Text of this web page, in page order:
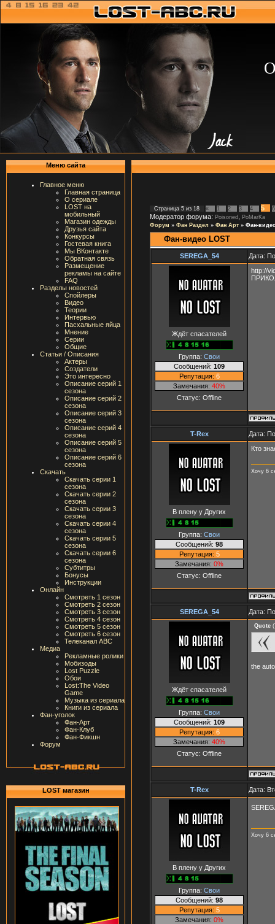
Меню сайта
Главное меню
Главная страница
О сериале
LOST на
мобильный
Магазин одежды
Друзья сайта
Конкурсы
Гостевая книга
Мы ВКонтакте
Обратная связь
Размещение
рекламы на сайте
FAQ
Разделы новостей
Спойлеры
Видео
Теории
Интервью
Пасхальные яйца
Мнение
Серии
Общие
Статьи / Описания
Актеры
Создатели
Это интересно
Описание серий 1
сезона
Описание серий 2
сезона
Описание серий 3
сезона
Описание серий 4
сезона
Описание серий 5
сезона
Описание серий 6
сезона
Скачать
Скачать серии 1
сезона
Скачать серии 2
сезона
Скачать серии 3
сезона
Скачать серии 4
сезона
Скачать серии 5
сезона
Скачать серии 6
сезона
Субтитры
Бонусы
Инструкции
Онлайн
Смотреть 1 сезон
Смотреть 2 сезон
Смотреть 3 сезон
Смотреть 4 сезон
Смотреть 5 сезон
Смотреть 6 сезон
Телеканал ABC
Медиа
Рекламные ролики
Мобизоды
Lost Puzzle
Обои
Lost:The Video
Game
Музыка из сериала
Книги из сериала
Фан-уголок
Фан-Арт
Фан-Клуб
Фан-Фикшн
Форум
LOST магазин
Страница 5 из 18 « 1 2 3 4 5 6
Модератор форума: Poisoned
PoMarKa
Форум » Фан Раздел » Фан Арт » Фан-
Фан-видео LOST
SEREGA_54 Дата:
Ждёт спасателей
Группа: Свои
Сообщений: 109
Репутация: 6
Замечания: 40%
Статус: Offline
http://
T-Rex Дата:
В плену у Других
Группа: Свои
Сообщений: 98
Репутация: 5
Замечания: 0%
Статус: Offline
Кто
Хочу 6
SEREGA_54 Дата:
Ждёт спасателей
Группа: Свои
Сообщений: 109
Репутация: 6
Замечания: 40%
Статус: Offline
Quote (
the
T-Rex Дата:
В плену у Других
Группа: Свои
Сообщений: 98
Репутация: 5
Замечания: 0%
Хочу 6